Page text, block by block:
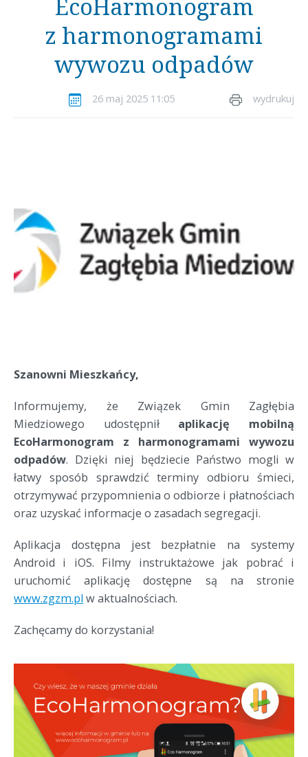
EcoHarmonogram
z harmonogramami
wywozu odpadów
26 maj 2025 11:05 wydrukuj
Szanowni Mieszkańcy,
Informujemy, że Związek Gmin Zagłębia
Miedziowego udostępnił aplikację mobilną
EcoHarmonogram z harmonogramami wywozu
odpadów. Dzięki niej będziecie Państwo mogli w
łatwy sposób sprawdzić terminy odbioru śmieci,
otrzymywać przypomnienia o odbiorze i płatnościach
oraz uzyskać informacje o zasadach segregacji.
Aplikacja dostępna jest bezpłatnie na systemy
Android i iOS. Filmy instruktażowe jak pobrać i
uruchomić aplikację dostępne są na stronie
www.zgzm.plw aktualnościach.
Zachęcamy do korzystania!